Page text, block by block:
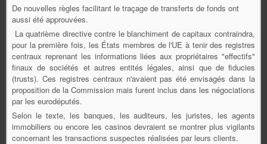
De nouvelles règles facilitant le traçage de transferts de fonds ont
aussi été approuvées.
La quatrième directive contre le blanchiment de capitaux contraindra,
pour la première fois, les États membres de l'UE à tenir des registres
centraux reprenant les informations liées aux propriétaires "effectifs"
finaux de sociétés et autres entités légales, ainsi que de fiducies
(trusts). Ces registres centraux n'avaient pas été envisagés dans la
proposition de la Commission mais furent inclus dans les négociations
par les eurodéputés.
Selon le texte, les banques, les auditeurs, les juristes, les agents
immobiliers ou encore les casinos devraient se montrer plus vigilants
concernant les transactions suspectes réalisées par leurs clients.